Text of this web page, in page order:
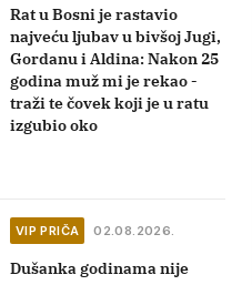
Rat u Bosni je rastavio
najveću ljubav u bivšoj Jugi,
Gordanu i Aldina: Nakon 25
godina muž mi je rekao -
traži te čovek koji je u ratu
izgubio oko
VIP PRIČA 02.08.2026.
Dušanka godinama nije